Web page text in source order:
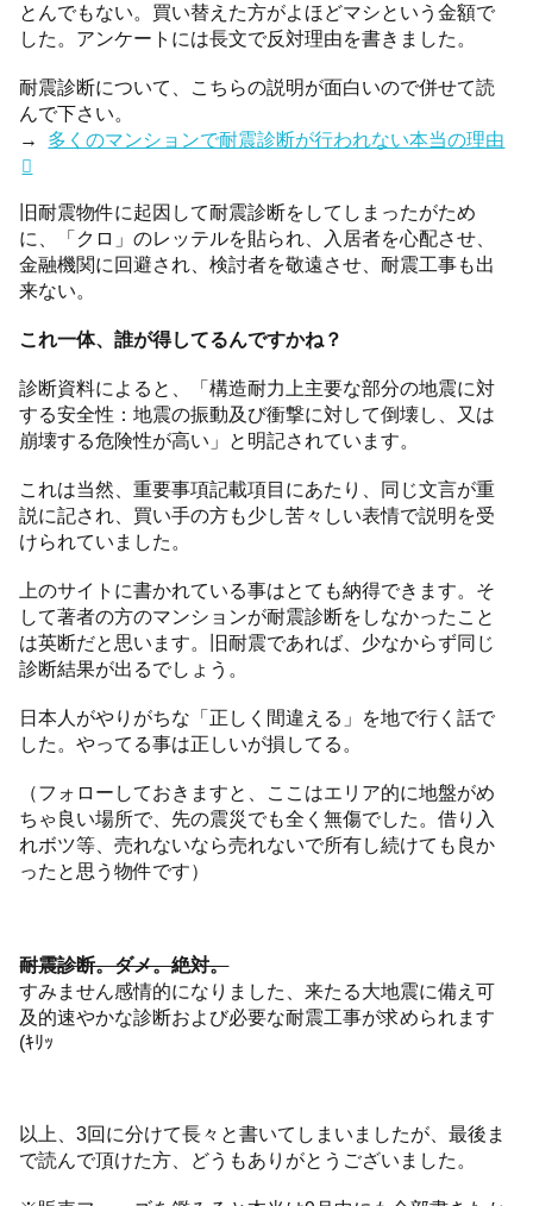
とんでもない。買い替えた方がよほどマシという金額で
した。アンケートには長文で反対理由を書きました。
耐震診断について、こちらの説明が面白いので併せて読
んで下さい。
→ 多くのマンションで耐震診断が行われない本当の理由
旧耐震物件に起因して耐震診断をしてしまったがため
に、「クロ」のレッテルを貼られ、入居者を心配させ、
金融機関に回避され、検討者を敬遠させ、耐震工事も出
来ない。
これ一体、誰が得してるんですかね？
診断資料によると、「構造耐力上主要な部分の地震に対
する安全性：地震の振動及び衝撃に対して倒壊し、又は
崩壊する危険性が高い」と明記されています。
これは当然、重要事項記載項目にあたり、同じ文言が重
説に記され、買い手の方も少し苦々しい表情で説明を受
けられていました。
上のサイトに書かれている事はとても納得できます。そ
して著者の方のマンションが耐震診断をしなかったこと
は英断だと思います。旧耐震であれば、少なからず同じ
診断結果が出るでしょう。
日本人がやりがちな「正しく間違える」を地で行く話で
した。やってる事は正しいが損してる。
（フォローしておきますと、ここはエリア的に地盤がめ
ちゃ良い場所で、先の震災でも全く無傷でした。借り入
れボツ等、売れないなら売れないで所有し続けても良か
ったと思う物件です）
耐震診断。ダメ。絶対。
すみません感情的になりました、来たる大地震に備え可
及的速やかな診断および必要な耐震工事が求められます
(ｷﾘｯ
以上、3回に分けて長々と書いてしまいましたが、最後ま
で読んで頂けた方、どうもありがとうございました。